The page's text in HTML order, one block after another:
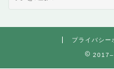
プライバシー